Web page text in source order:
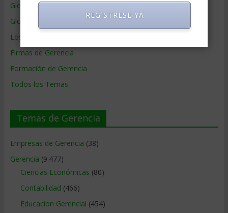
Glosario
Glosario Inglés – Español
Los mejores MBA
Firmas de Gerencia
Formación de Gerencia
Todos los Temas
Temas de Gerencia
Empresas de Gerencia (38)
Gerencia (9.477)
Ciencias Económicas (80)
Contabilidad (466)
Educacion Gerencial (454)
REGISTRESE YA